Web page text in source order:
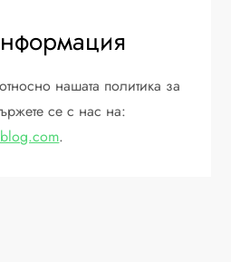
нашата политика за
се с нас на:
.